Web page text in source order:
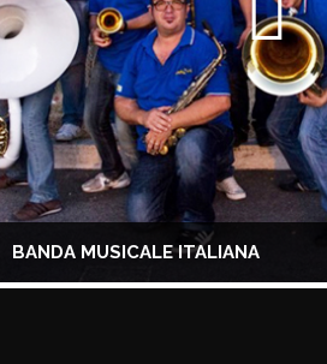
BANDA MUSICALE ITALIANA